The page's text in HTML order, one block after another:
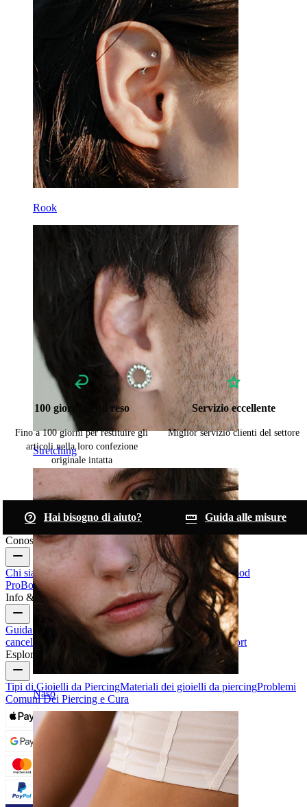
Rook
Stretching
Naso
Cerchi
Banane
Lobo
Titanio
100 giorni per il reso
Fino a 100 giorni per restituire gli
articoli nella loro confezione
originale intatta
Servizio eccellente
Miglior servizio clienti del settore
Hai bisogno di aiuto?
Guida alle misure
Conosci Bodymod
Chi siamo Blog Termini & condizioniContattaci
Bodymod
ProBodymod CreatorsRecensioni Bodymod
Info & Aiuto
Guida alle taglie Traccia il tuo ordineConsegnaResi &
cancellazioni
Pagamenti Il mio account
Bodymod support
Esplora
Tipi di Gioielli da PiercingMateriali dei gioielli da piercingProblemi
Comuni Dei Piercing e Cura